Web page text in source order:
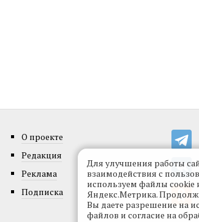
О проекте
Редакция
Реклама
Подписка
Для улучшения работы
взаимодействия с
используем файлы cookie
Яндекс.Метрика.
Вы даете разрешение на
файлов и согласие на